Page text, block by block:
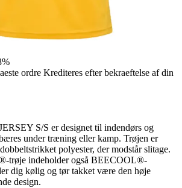
ordre Krediteres efter bekraeftelse af din
S/S er designet til indendørs og
under træning eller kamp. Trøjen er
polyester, der modstår slitage.
trøje indeholder også BEECOOL®-
dig kølig og tør takket være den høje
design.